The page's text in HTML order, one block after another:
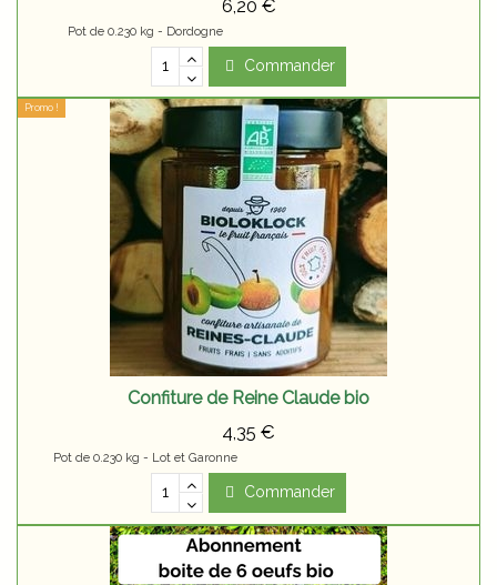
6,20 €
Pot de 0.230 kg - Dordogne
Commander
Promo !
Confiture de Reine Claude bio
4,35 €
Pot de 0.230 kg - Lot et Garonne
Commander